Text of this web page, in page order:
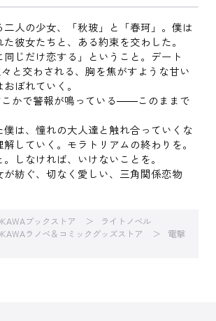
人の少女、「秋玻」と「春珂」。僕は
彼女たちと、ある約束を交わした。
じだけ恋する」ということ。デート
と交わされる、胸を焦がすような甘い
ぼれていく。
かで警報が鳴っている――このままで
は、憧れの大人達と触れ合っていくな
していく。モラトリアムの終わりを。
しなければ、いけないことを。
紡ぐ、切なく愛しい、三角関係恋物
ブックストア
ライトノベル
ラノベ＆コミックグッズストア
電撃